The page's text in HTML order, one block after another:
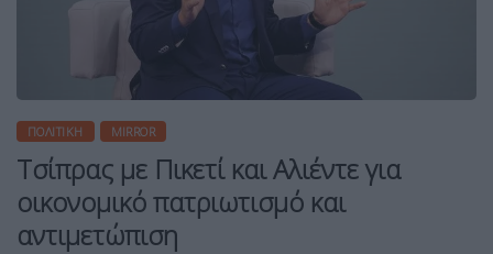
ΠΟΛΙΤΙΚΉ MIRROR
Τσίπρας με Πικετί και Αλιέντε για
οικονομικό πατριωτισμό και
αντιμετώπιση